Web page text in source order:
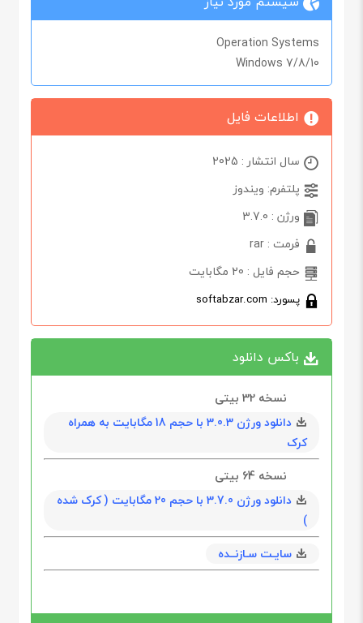
Operation Systems
Windows 7/8/10
اطلاعات فایل
سال انتشار : 2025
پلتفرم: ویندوز
ورژن : 3.7.0
فرمت : rar
حجم فایل : 20 مگابایت
پسورد: softabzar.com
باکس دانلود
نسخه 32 بیتی
دانلود ورژن 3.0.3 با حجم 18 مگابايت به همراه
کرک
نسخه 64 بیتی
دانلود ورژن 3.7.0 با حجم 20 مگابايت ( کرک شده
)
سایـت سـازنــده